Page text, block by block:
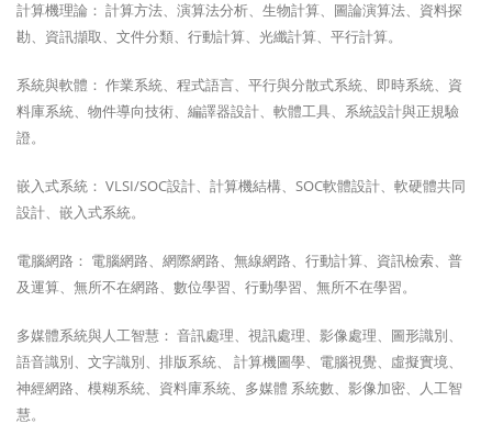
計算機理論： 計算方法、演算法分析、生物計算、圖論演算法、資料探
勘、資訊擷取、文件分類、行動計算、光纖計算、平行計算。
系統與軟體： 作業系統、程式語言、平行與分散式系統、即時系統、資
料庫系統、物件導向技術、編譯器設計、軟體工具、系統設計與正規驗
證。
嵌入式系統： VLSI/SOC設計、計算機結構、SOC軟體設計、軟硬體共同
設計、嵌入式系統。
電腦網路： 電腦網路、網際網路、無線網路、行動計算、資訊檢索、普
及運算、無所不在網路、數位學習、行動學習、無所不在學習。
多媒體系統與人工智慧： 音訊處理、視訊處理、影像處理、圖形識別、
語音識別、文字識別、排版系統、 計算機圖學、電腦視覺、虛擬實境、
神經網路、模糊系統、資料庫系統、多媒體 系統數、影像加密、人工智
慧。